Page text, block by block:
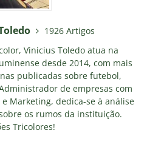
1926 Artigos
Vinicius Toledo atua na
desde 2014, com mais
publicadas sobre futebol,
de empresas com
Marketing, dedica-se à análise
os rumos da instituição.
Tricolores!